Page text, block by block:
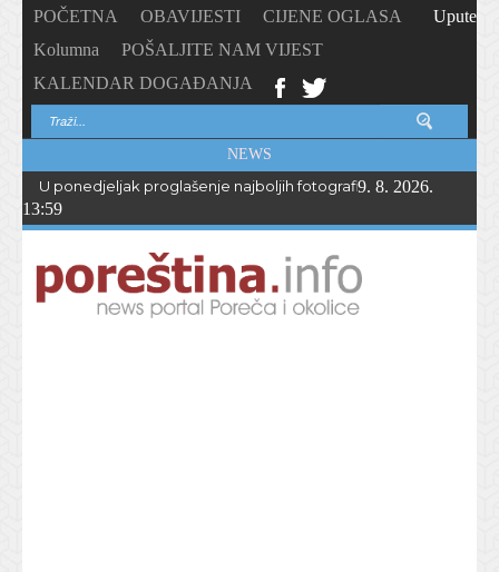
POČETNA OBAVIJESTI
CIJENE OGLASA
Kolumna
POŠALJITE NAM VIJEST
KALENDAR DOGAĐANJA
Upute
NEWS
U ponedjeljak proglašenje najboljih fotografija – PhotoCity2026
9. 8. 2026.
13:59